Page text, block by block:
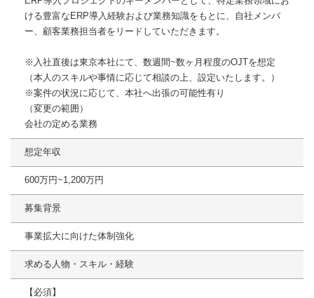
ける豊富なERP導入経験および業務知識をもとに、自社メンバ
ー、顧客業務担当者をリードしていただきます。
※入社直後は東京本社にて、数週間~数ヶ月程度のOJTを想定
（本人のスキルや事情に応じて相談の上、設定いたします。）
※案件の状況に応じて、本社へ出張の可能性有り
（変更の範囲）
会社の定める業務
想定年収
600万円~1,200万円
募集背景
事業拡大に向けた体制強化
求める人物・スキル・経験
【必須】